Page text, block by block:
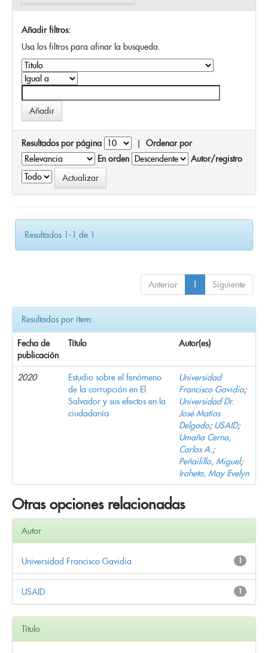
Añadir filtros:
Usa los filtros para afinar la busqueda.
Resultados por página | Ordenar por
En orden
Autor/registro
Resultados 1-1 de 1.
Anterior 1 Siguiente
Resultados por ítem:
Fecha de
publicación
Título Autor(es)
2020
Estudio sobre el fenómeno
de la corrupción en El
Salvador y sus efectos en la
ciudadanía
Universidad
Francisco Gavidia;
Universidad Dr.
José Matías
Delgado; USAID;
Umaña Cerna,
Carlos A.;
Peñailillo, Miguel;
Iraheta, May Evelyn
Otras opciones relacionadas
Autor
1
Universidad Francisco Gavidia
1
USAID
Título